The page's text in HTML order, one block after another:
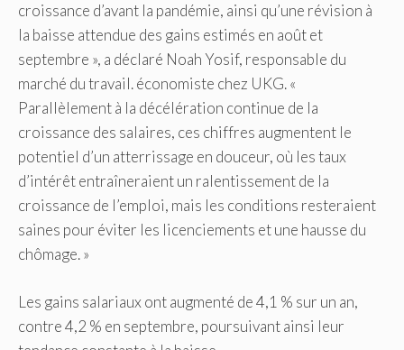
croissance d’avant la pandémie, ainsi qu’une révision à
la baisse attendue des gains estimés en août et
septembre », a déclaré Noah Yosif, responsable du
marché du travail. économiste chez UKG. «
Parallèlement à la décélération continue de la
croissance des salaires, ces chiffres augmentent le
potentiel d’un atterrissage en douceur, où les taux
d’intérêt entraîneraient un ralentissement de la
croissance de l’emploi, mais les conditions resteraient
saines pour éviter les licenciements et une hausse du
chômage. »
Les gains salariaux ont augmenté de 4,1 % sur un an,
contre 4,2 % en septembre, poursuivant ainsi leur